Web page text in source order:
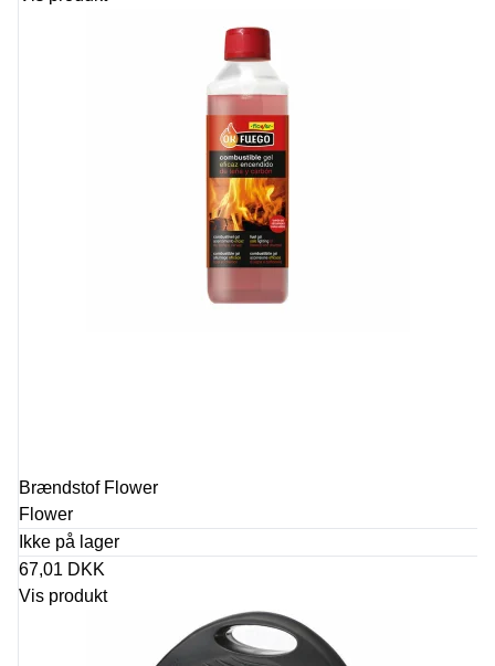
Brændstof Flower
Flower
Ikke på lager
67,01 DKK
Vis produkt